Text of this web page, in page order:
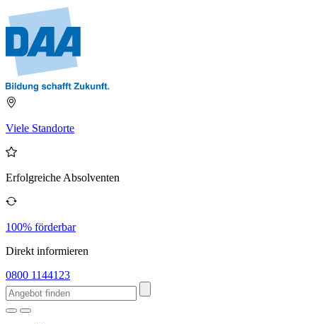
Viele Standorte
Erfolgreiche Absolventen
100% förderbar
Direkt informieren
0800 1144123